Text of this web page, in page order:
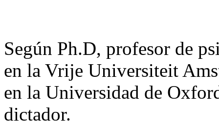
Según Ph.D, profesor de
en la Vrije Universiteit
en la Universidad de
dictador.